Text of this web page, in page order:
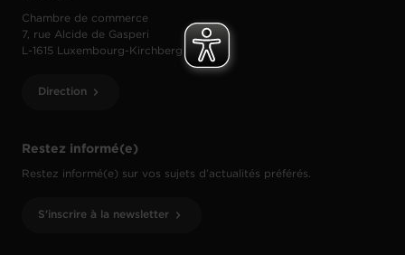
Restez informé(e)
Restez informé(e) sur vos sujets d’actualités préférés.
S'inscrire à la newsletter
Chambre de commerce
7, rue Alcide de Gasperi
L-1615 Luxembourg-Kirchberg
Direction